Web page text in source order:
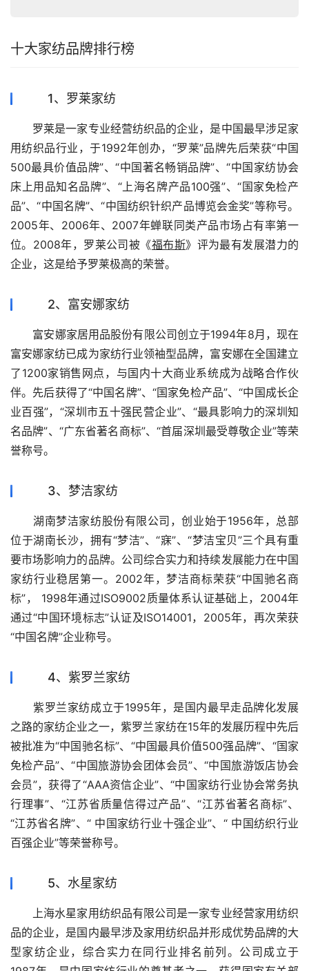
十大家纺品牌排行榜
1、罗莱家纺
罗莱是一家专业经营纺织品的企业，是中国最早涉足家
用纺织品行业，于1992年创办，“罗莱”品牌先后荣获“中国
500最具价值品牌”、“中国著名畅销品牌”、“中国家纺协会
床上用品知名品牌”、“上海名牌产品100强”、“国家免检产
品”、“中国名牌”、“中国纺织针织产品博览会金奖”等称号。
2005年、2006年、2007年蝉联同类产品市场占有率第一
位。2008年，罗莱公司被《福布斯》评为最有发展潜力的
企业，这是给予罗莱极高的荣誉。
2、富安娜家纺
富安娜家居用品股份有限公司创立于1994年8月，现在
富安娜家纺已成为家纺行业领袖型品牌，富安娜在全国建立
了1200家销售网点，与国内十大商业系统成为战略合作伙
伴。先后获得了“中国名牌”、“国家免检产品”、“中国成长企
业百强”，“深圳市五十强民营企业”、“最具影响力的深圳知
名品牌”、“广东省著名商标”、“首届深圳最受尊敬企业”等荣
誉称号。
3、梦洁家纺
湖南梦洁家纺股份有限公司，创业始于1956年，总部
位于湖南长沙，拥有“梦洁”、“寐”、“梦洁宝贝”三个具有重
要市场影响力的品牌。公司综合实力和持续发展能力在中国
家纺行业稳居第一。2002年，梦洁商标荣获“中国驰名商
标”， 1998年通过ISO9002质量体系认证基础上，2004年
通过“中国环境标志”认证及ISO14001，2005年，再次荣获
“中国名牌”企业称号。
4、紫罗兰家纺
紫罗兰家纺成立于1995年，是国内最早走品牌化发展
之路的家纺企业之一，紫罗兰家纺在15年的发展历程中先后
被批准为“中国驰名标”、“中国最具价值500强品牌”、“国家
免检产品”、“中国旅游协会团体会员”、“中国旅游饭店协会
会员”，获得了“AAA资信企业”、“中国家纺行业协会常务执
行理事”、“江苏省质量信得过产品”、“江苏省著名商标”、
“江苏省名牌”、“ 中国家纺行业十强企业”、“ 中国纺织行业
百强企业”等荣誉称号。
5、水星家纺
上海水星家用纺织品有限公司是一家专业经营家用纺织
品的企业，是国内最早涉及家用纺织品并形成优势品牌的大
型家纺企业，综合实力在同行业排名前列。公司成立于